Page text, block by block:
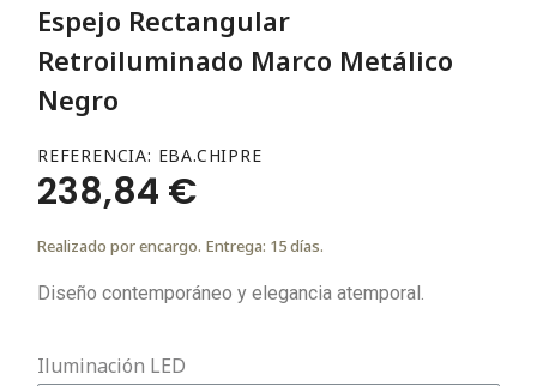
Espejo Rectangular
Retroiluminado Marco Metálico
Negro
REFERENCIA EBA.CHIPRE
238,84 €
Realizado por encargo. Entrega: 15 días.
Diseño contemporáneo y elegancia atemporal.
Iluminación LED